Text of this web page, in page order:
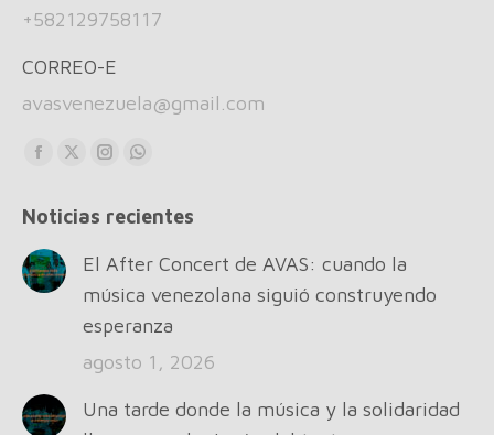
+582129758117
CORREO-E
avasvenezuela@gmail.com
Find us on:
Facebook
opens
in
new
window
X
opens
new
window
Instagram
opens
new
window
Whatsapp
opens
new
window
Noticias recientes
El After Concert de AVAS: cuando la
música venezolana siguió construyendo
esperanza
agosto 1, 2026
Una tarde donde la música y la solidaridad